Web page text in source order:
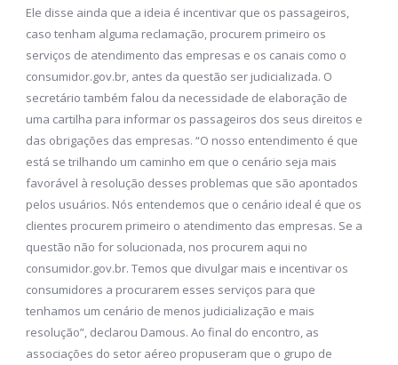
Ele disse ainda que a ideia é incentivar que os passageiros,
caso tenham alguma reclamação, procurem primeiro os
serviços de atendimento das empresas e os canais como o
consumidor.gov.br, antes da questão ser judicializada. O
secretário também falou da necessidade de elaboração de
uma cartilha para informar os passageiros dos seus direitos e
das obrigações das empresas. “O nosso entendimento é que
está se trilhando um caminho em que o cenário seja mais
favorável à resolução desses problemas que são apontados
pelos usuários. Nós entendemos que o cenário ideal é que os
clientes procurem primeiro o atendimento das empresas. Se a
questão não for solucionada, nos procurem aqui no
consumidor.gov.br. Temos que divulgar mais e incentivar os
consumidores a procurarem esses serviços para que
tenhamos um cenário de menos judicialização e mais
resolução”, declarou Damous. Ao final do encontro, as
associações do setor aéreo propuseram que o grupo de